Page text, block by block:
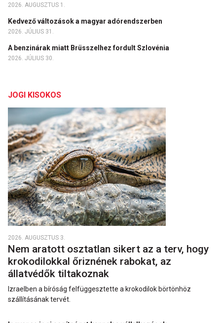
2026. AUGUSZTUS 1.
Kedvező változások a magyar adórendszerben
2026. JÚLIUS 31.
A benzinárak miatt Brüsszelhez fordult Szlovénia
2026. JÚLIUS 30.
JOGI KISOKOS
2026. AUGUSZTUS 3.
Nem aratott osztatlan sikert az a terv, hogy
krokodilokkal őriznének rabokat, az
állatvédők tiltakoznak
Izraelben a bíróság felfüggesztette a krokodilok börtönhöz
szállításának tervét.